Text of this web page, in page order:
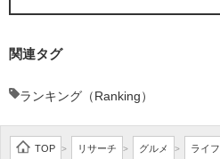
関連タグ
ランキング（Ranking）
TOP > リサーチ > グルメ > ライフ